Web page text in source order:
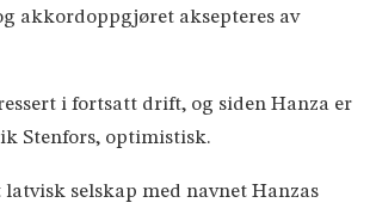
akkordoppgjøret aksepteres av
i fortsatt drift, og siden Hanza er
Stenfors, optimistisk.
selskap med navnet Hanzas